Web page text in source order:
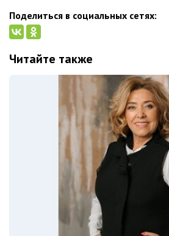
Поделиться в социальных сетях:
Читайте также